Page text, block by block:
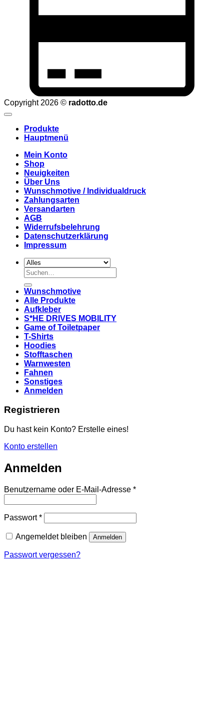
Copyright 2026 © radotto.de
Produkte
Hauptmenü
Mein Konto
Shop
Neuigkeiten
Über Uns
Wunschmotive / Individualdruck
Zahlungsarten
Versandarten
AGB
Widerrufsbelehrung
Datenschutzerklärung
Impressum
Suchen
nach:
Wunschmotive
Alle Produkte
Aufkleber
S*HE DRIVES MOBILITY
Game of Toiletpaper
T-Shirts
Hoodies
Stofftaschen
Warnwesten
Fahnen
Sonstiges
Anmelden
Registrieren
Du hast kein Konto? Erstelle eines!
Konto erstellen
Anmelden
Benutzername oder E-Mail-Adresse *Erforderlich
Passwort*Erforderlich
Angemeldet bleiben Anmelden
Passwort vergessen?